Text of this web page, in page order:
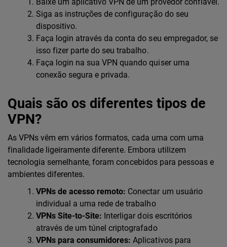
Siga as instruções de configuração do seu
dispositivo.
Faça login através da conta do seu empregador, se
isso fizer parte do seu trabalho.
Faça login na sua VPN quando quiser uma
conexão segura e privada.
Quais são os diferentes tipos de
VPN?
As VPNs vêm em vários formatos, cada uma com uma
finalidade ligeiramente diferente. Embora utilizem
tecnologia semelhante, foram concebidos para pessoas e
ambientes diferentes.
VPNs de acesso remoto: Conectar um usuário
individual a uma rede de trabalho
VPNs Site-to-Site: Interligar dois escritórios
através de um túnel criptografado
VPNs para consumidores: Aplicativos para